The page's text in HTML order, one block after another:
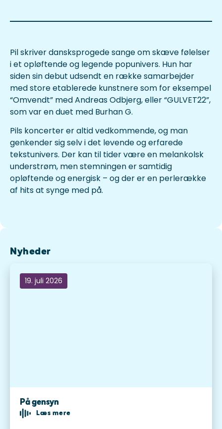
Pil skriver dansksprogede sange om skæve følelser
i et opløftende og legende popunivers. Hun har
siden sin debut udsendt en række samarbejder
med store etablerede kunstnere som for eksempel
“Omvendt” med Andreas Odbjerg, eller “GULVET22”,
som var en duet med Burhan G.
Pils koncerter er altid vedkommende, og man
genkender sig selv i det levende og erfarede
tekstunivers. Der kan til tider være en melankolsk
understrøm, men stemningen er samtidig
opløftende og energisk – og der er en perlerække
af hits at synge med på.
Nyheder
19. juli 2026
På gensyn
Læs mere